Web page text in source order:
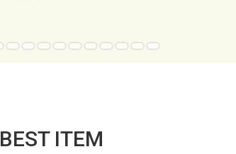
BEST ITEM